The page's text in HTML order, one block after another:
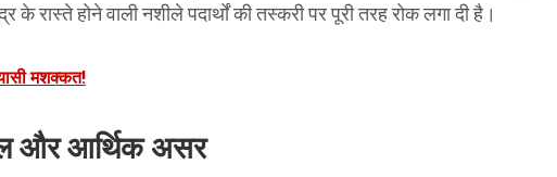
रास्ते होने वाली नशीले पदार्थों की तस्करी पर पूरी तरह रोक लगा दी है।
मशक्कत!
और आर्थिक असर